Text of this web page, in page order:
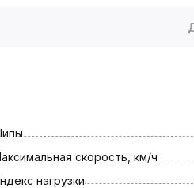
скорость, км/ч
нагрузки